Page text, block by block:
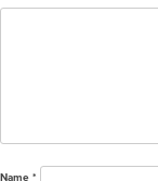
Name *